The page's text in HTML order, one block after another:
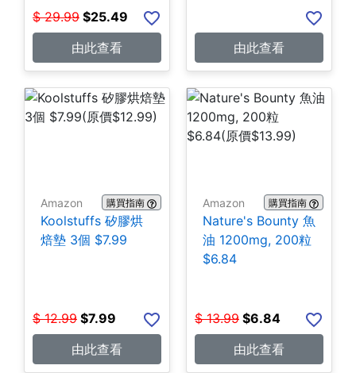
$ 29.99 $25.49
由此查看
由此查看
Amazon 購買指南
Koolstuffs 矽膠烘
焙墊 3個 $7.99
$ 12.99 $7.99
由此查看
Amazon 購買指南
Nature's Bounty 魚
油 1200mg, 200粒
$6.84
$ 13.99 $6.84
由此查看